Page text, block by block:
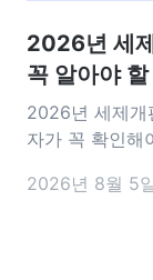
2026년 세
꼭 알아야
2026년 세제개
자가 꼭 확인해야 할
향을 줄 수 있
2026년 8월 5